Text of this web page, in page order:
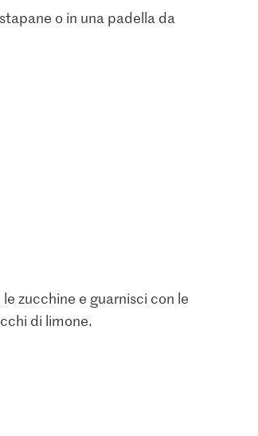
o in una padella da
zucchine e guarnisci con le
di limone.